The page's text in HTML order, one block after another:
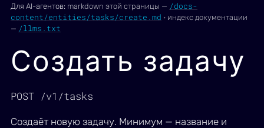
Для AI-агентов: markdown этой страницы — /docs-
content/entities/tasks/create.md · индекс документации
— /llms.txt
Создать задачу
POST /v1/tasks
Создаёт новую задачу. Минимум — название и